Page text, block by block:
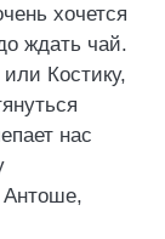
хочется
ждать чай.
Костику,
нас
Антоше,